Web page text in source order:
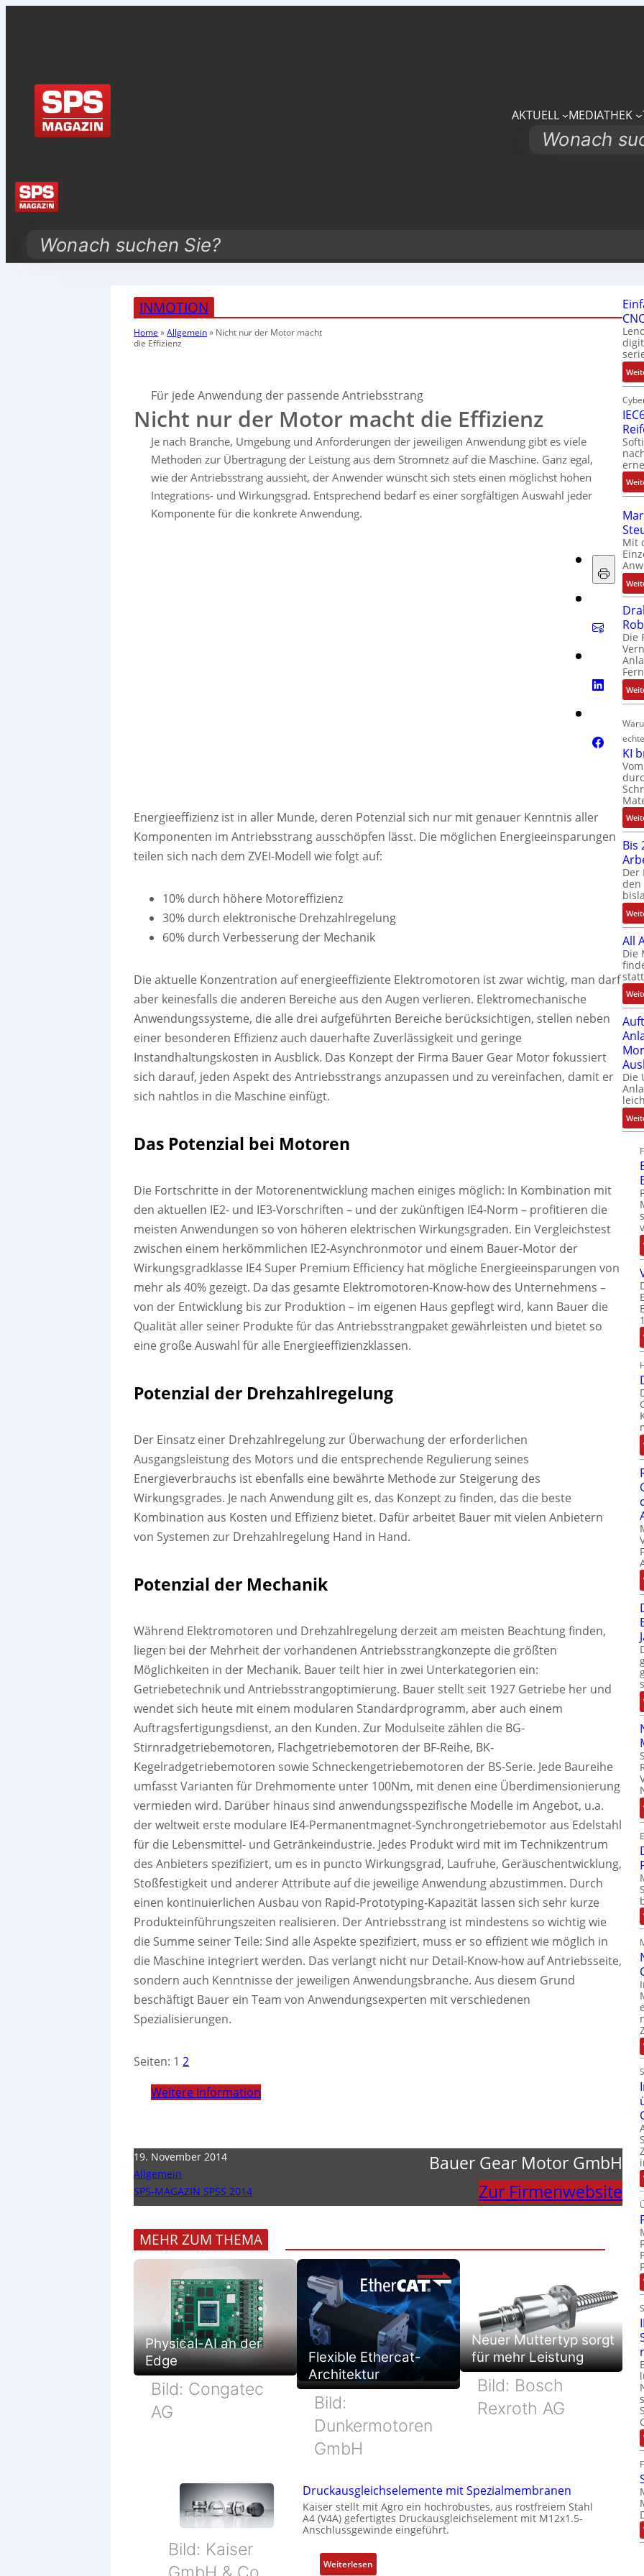
AKTUELL MEDIATHEK
Search
Search
INMOTION
Home »Allgemein» Nicht nur der Motor macht
die Effizienz
Für jede Anwendung der passende Antriebsstrang
Nicht nur der Motor macht die Effizienz
Je nach Branche, Umgebung und Anforderungen der jeweiligen Anwendung gibt es viele
Methoden zur Übertragung der Leistung aus dem Stromnetz auf die Maschine. Ganz egal,
wie der Antriebsstrang aussieht, der Anwender wünscht sich stets einen möglichst hohen
Integrations- und Wirkungsgrad. Entsprechend bedarf es einer sorgfältigen Auswahl jeder
Komponente für die konkrete Anwendung.
Energieeffizienz ist in aller Munde, deren Potenzial sich nur mit genauer Kenntnis aller
Komponenten im Antriebsstrang ausschöpfen lässt. Die möglichen Energieeinsparungen
teilen sich nach dem ZVEI-Modell wie folgt auf:
10% durch höhere Motoreffizienz
30% durch elektronische Drehzahlregelung
60% durch Verbesserung der Mechanik
Die aktuelle Konzentration auf energieeffiziente Elektromotoren ist zwar wichtig, man darf
aber keinesfalls die anderen Bereiche aus den Augen verlieren. Elektromechanische
Anwendungssysteme, die alle drei aufgeführten Bereiche berücksichtigen, stellen neben
einer besonderen Effizienz auch dauerhafte Zuverlässigkeit und geringe
Instandhaltungskosten in Ausblick. Das Konzept der Firma Bauer Gear Motor fokussiert
sich darauf, jeden Aspekt des Antriebsstrangs anzupassen und zu vereinfachen, damit er
sich nahtlos in die Maschine einfügt.
Das Potenzial bei Motoren
Die Fortschritte in der Motorenentwicklung machen einiges möglich: In Kombination mit
den aktuellen IE2- und IE3-Vorschriften – und der zukünftigen IE4-Norm – profitieren die
meisten Anwendungen so von höheren elektrischen Wirkungsgraden. Ein Vergleichstest
zwischen einem herkömmlichen IE2-Asynchronmotor und einem Bauer-Motor der
Wirkungsgradklasse IE4 Super Premium Efficiency hat mögliche Energieeinsparungen von
mehr als 40% gezeigt. Da das gesamte Elektromotoren-Know-how des Unternehmens –
von der Entwicklung bis zur Produktion – im eigenen Haus gepflegt wird, kann Bauer die
Qualität aller seiner Produkte für das Antriebsstrangpaket gewährleisten und bietet so
eine große Auswahl für alle Energieeffizienzklassen.
Potenzial der Drehzahlregelung
Der Einsatz einer Drehzahlregelung zur Überwachung der erforderlichen
Ausgangsleistung des Motors und die entsprechende Regulierung seines
Energieverbrauchs ist ebenfalls eine bewährte Methode zur Steigerung des
Wirkungsgrades. Je nach Anwendung gilt es, das Konzept zu finden, das die beste
Kombination aus Kosten und Effizienz bietet. Dafür arbeitet Bauer mit vielen Anbietern
von Systemen zur Drehzahlregelung Hand in Hand.
Potenzial der Mechanik
Während Elektromotoren und Drehzahlregelung derzeit am meisten Beachtung finden,
liegen bei der Mehrheit der vorhandenen Antriebsstrangkonzepte die größten
Möglichkeiten in der Mechanik. Bauer teilt hier in zwei Unterkategorien ein:
Getriebetechnik und Antriebsstrangoptimierung. Bauer stellt seit 1927 Getriebe her und
wendet sich heute mit einem modularen Standardprogramm, aber auch einem
Auftragsfertigungsdienst, an den Kunden. Zur Modulseite zählen die BG-
Stirnradgetriebemotoren, Flachgetriebemotoren der BF-Reihe, BK-
Kegelradgetriebemotoren sowie Schneckengetriebemotoren der BS-Serie. Jede Baureihe
umfasst Varianten für Drehmomente unter 100Nm, mit denen eine Überdimensionierung
vermieden wird. Darüber hinaus sind anwendungsspezifische Modelle im Angebot, u.a.
der weltweit erste modulare IE4-Permanentmagnet-Synchrongetriebemotor aus Edelstahl
für die Lebensmittel- und Getränkeindustrie. Jedes Produkt wird mit im Technikzentrum
des Anbieters spezifiziert, um es in puncto Wirkungsgrad, Laufruhe, Geräuschentwicklung,
Stoßfestigkeit und anderer Attribute auf die jeweilige Anwendung abzustimmen. Durch
einen kontinuierlichen Ausbau von Rapid-Prototyping-Kapazität lassen sich sehr kurze
Produkteinführungszeiten realisieren. Der Antriebsstrang ist mindestens so wichtig wie
die Summe seiner Teile: Sind alle Aspekte spezifiziert, muss er so effizient wie möglich in
die Maschine integriert werden. Das verlangt nicht nur Detail-Know-how auf Antriebsseite,
sondern auch Kenntnisse der jeweiligen Anwendungsbranche. Aus diesem Grund
beschäftigt Bauer ein Team von Anwendungsexperten mit verschiedenen
Spezialisierungen.
Seiten: 1 2
Weitere Information
19. November 2014
Allgemein
SPS-MAGAZIN SPSS 2014
Bauer Gear Motor GmbH
Zur Firmenwebsite
MEHR ZUM THEMA
Physical-AI an der
Edge
Bild: Congatec
AG
Flexible Ethercat-
Architektur
Bild:
Dunkermotoren
GmbH
Neuer Muttertyp sorgt
für mehr Leistung
Bild: Bosch
Rexroth AG
Bild: Kaiser
Druckausgleichselemente mit Spezialmembranen
Kaiser stellt mit Agro ein hochrobustes, aus rostfreiem Stahl
A4 (V4A) gefertigtes Druckausgleichselement mit M12x1.5-
Anschlussgewinde eingeführt.
Weiterlesen:
Mit
Die
KI
Bis
Der
den
All
Die
Die